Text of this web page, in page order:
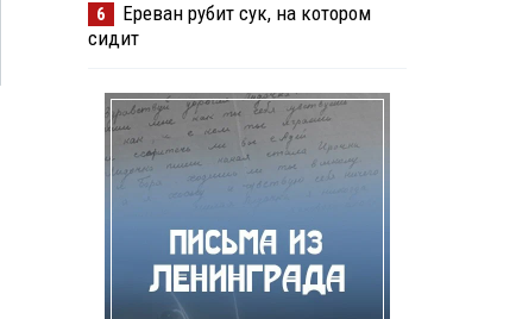
6
Ереван рубит сук, на котором
сидит